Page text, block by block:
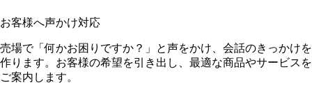
お客様へ声かけ対応
売場で「何かお困りですか？」と声をかけ、会話のきっかけを
作ります。お客様の希望を引き出し、最適な商品やサービスを
ご案内します。